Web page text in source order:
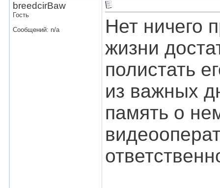
breedcirBaw
Гость
Сообщений: n/a
Нет ничего
жизни
полистать
из важных
память о